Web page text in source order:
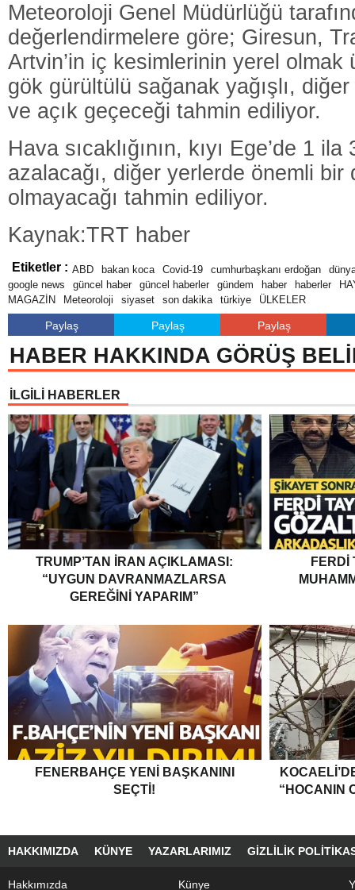
Meteoroloji Genel Müdürlüğü
değerlendirmelere göre; Giresun,
Artvin’in iç kesimlerinin yerel olmak
gök gürültülü sağanak yağışlı,
ve açık geçeceği tahmin ediliyor.
Hava sıcaklığının, kıyı Ege’de 1
azalacağı, diğer yerlerde önemli bir
olmayacağı tahmin ediliyor.
Kaynak:TRT haber
Etiketler : ABD bakan koca Covid-19 cumhurbaşkanı erdoğan
google news
güncel haber güncel haberler gündem haber haberler
MAGAZİN
Meteoroloji siyaset son dakika türkiye ÜLKELER
Paylaş Paylaş Paylaş
HABER HAKKINDA GÖRÜŞ
İLGİLİ HABERLER
TRUMP’TAN İRAN AÇIKLAMASI:
“UYGUN DAVRANMAZLARSA
GEREĞINI YAPARIM”
FERDI
FENERBAHÇE YENI BAŞKANINI
SEÇTI!
“HOCANIN
HAKKIMIZDA KÜNYE YAZARLARIMIZ GIZLILIK
Hakkımızda Künye